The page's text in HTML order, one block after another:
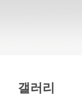
갤러리